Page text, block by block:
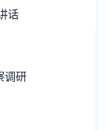
话
调研